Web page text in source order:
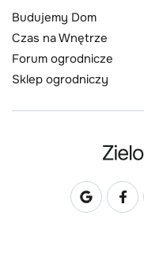
Budujemy Dom
Czas na Wnętrze
Forum ogrodnicze
Sklep ogrodniczy